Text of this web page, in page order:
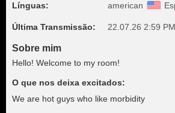
Línguas: american
Última Transmissão: 22.07.26 2:59 PM
Sobre mim
Hello! Welcome to my room!
O que nos deixa excitados:
We are hot guys who like morbidity